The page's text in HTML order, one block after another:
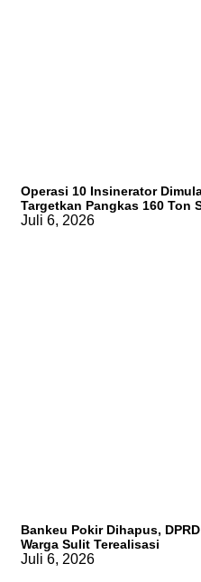
Operasi 10 Insinerator
Targetkan Pangkas 160 Ton
Juli 6, 2026
Bankeu Pokir Dihapus,
Warga Sulit Terealisasi
Juli 6, 2026